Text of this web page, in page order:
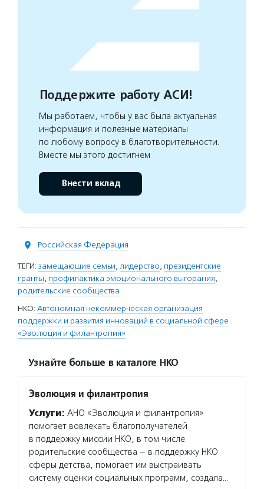
Поддержите работу АСИ!
Мы работаем, чтобы у вас была актуальная
информация и полезные материалы
по любому вопросу в благотворительности.
Вместе мы этого достигнем
Внести вклад
Российская Федерация
ТЕГИ: замещающие семьи, лидерство, президентские
гранты, профилактика эмоционального выгорания,
родительские сообщества
НКО: Автономная некоммерческая организация
поддержки и развития инноваций в социальной сфере
«Эволюция и филантропия»
Узнайте больше в каталоге НКО
Эволюция и филантропия
Услуги: АНО «Эволюция и филантропия»
помогает вовлекать благополучателей
в поддержку миссии НКО, в том числе
родительские сообщества – в поддержку НКО
сферы детства, помогает им выстраивать
систему оценки социальных программ, создала…